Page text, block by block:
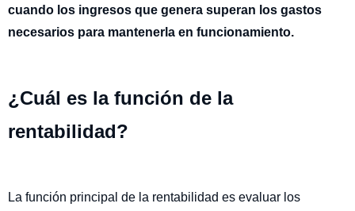
cuando los ingresos que genera superan los gastos
necesarios para mantenerla en funcionamiento.
¿Cuál es la función de la
rentabilidad?
La función principal de la rentabilidad es evaluar los